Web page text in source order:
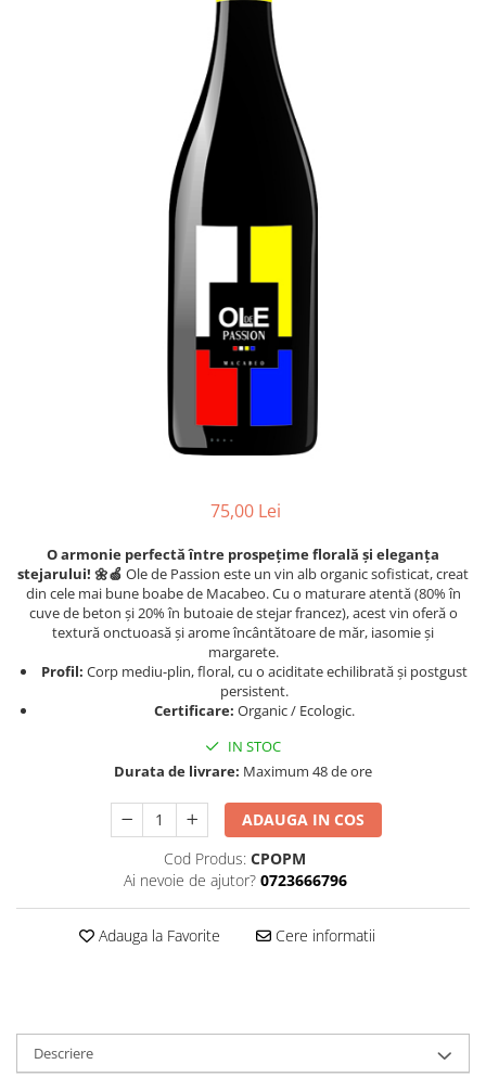
Sortare dupa crama/ domenii
Sortare dupa soiul de vita de vie
Garnacha
Tempranillo
Shiraz
Cabernet
75,00 Lei
O armonie perfectă între prospețime florală și eleganța
stejarului! 🌼🍏 Ole de Passion este un vin alb organic sofisticat, creat
din cele mai bune boabe de Macabeo. Cu o maturare atentă (80% în
cuve de beton și 20% în butoaie de stejar francez), acest vin oferă o
textură onctuoasă și arome încântătoare de măr, iasomie și
margarete.
Profil: Corp mediu-plin, floral, cu o aciditate echilibrată și postgust
persistent.
Certificare: Organic / Ecologic.
IN STOC
Durata de livrare: Maximum 48 de ore
ADAUGA IN COS
Cod Produs: CPOPM
Ai nevoie de ajutor? 0723666796
Adauga la Favorite Cere informatii
Descriere